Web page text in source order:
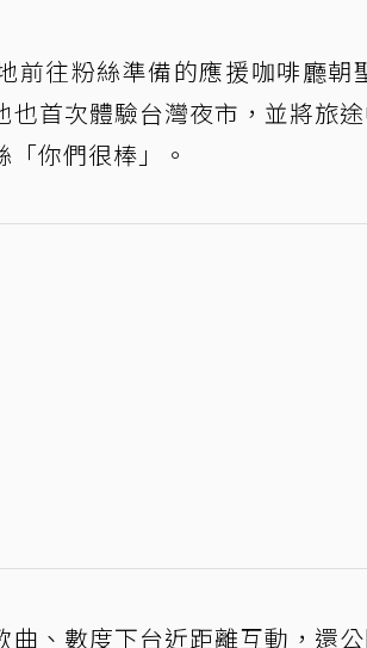
前往粉絲準備的應援咖啡廳
首次體驗台灣夜市，並將旅
你們很棒」。
曲、數度下台近距離互動，還